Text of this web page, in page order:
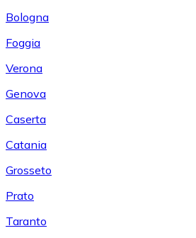
Bologna
Foggia
Verona
Genova
Caserta
Catania
Grosseto
Prato
Taranto